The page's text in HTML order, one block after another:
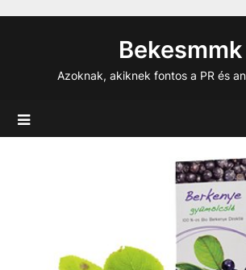
Bekesmmk
Azoknak, akiknek fontos a PR és